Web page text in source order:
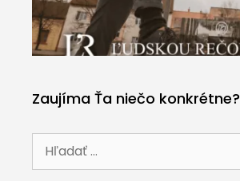
Zaujíma Ťa niečo konkrétne?